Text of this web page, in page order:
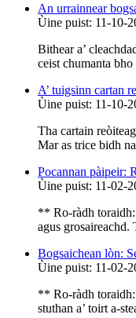
An urrainnear
Ùine puist: 11-10-
Bithear a’
ceist chumanta
A’ tuigsinn cartan
Ùine puist: 11-10-
Tha cartain
Mar as trice bidh
Pocannan pàipeir:
Ùine puist: 11-02-
** Ro-ràdh toraidh:
agus grosaireachd.
Bogsaichean lòn:
Ùine puist: 11-02-
** Ro-ràdh toraidh:
stuthan a’ toirt a-